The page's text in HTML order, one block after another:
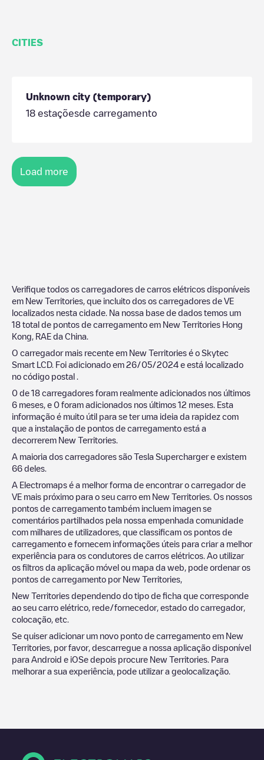
CITIES
Unknown city (temporary)
18 estaçõesde carregamento
Load more
Verifique todos os carregadores de carros elétricos disponíveis
em New Territories , que incluito dos os carregadores de VE
localizados nesta cidade. Na nossa base de dados temos um
18 total de pontos de carregamento em New Territories Hong
Kong, RAE da China
O carregador mais recente em New Territories é o Skytec
Smart LCD. Foi adicionado em 26/05/2024 e está localizado
no código postal
0 de 18 carregadores foram realmente adicionados nos últimos
6 meses, e 0 foram adicionados nos últimos 12 meses. Esta
informação é muito útil para se ter uma ideia da rapidez com
que a instalação de pontos de carregamento está a
decorrerem New Territories
A maioria dos carregadores são Tesla Superchargere existem
66 deles.
A Electromaps é a melhor forma de encontrar o carregador de
VE mais próximo para o seu carro em New Territories . Os nossos
pontos de carregamento também incluem imagen se
comentários partilhados pela nossa empenhada comunidade
com milhares de utilizadores, que classificam os pontos de
carregamento e fornecem informações úteis para criar a melhor
experiência para os condutores de carros elétricos. Ao utilizar
os filtros da aplicação móvel ou mapa da web, pode ordenar os
pontos de carregamento por New Territories
New Territories dependendo do tipo de ficha que corresponde
ao seu carro elétrico, rede/fornecedor, estado do carregador,
colocação, etc.
Se quiser adicionar um novo ponto de carregamento em New
Territories , por favor, descarregue a nossa aplicação disponível
para Android e iOSe depois procure New Territories . Para
melhorar a sua experiência, pode utilizar a geolocalização.